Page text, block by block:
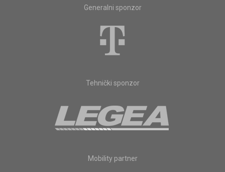
Generalni sponzor
Tehnički sponzor
Mobility partner